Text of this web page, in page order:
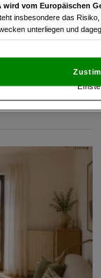
wird vom Europäischen
insbesondere das
unterliegen und
die Verarbeitung auf der
die sich auf jeder Seite
auf einem Endgerät.
von Inhalten,